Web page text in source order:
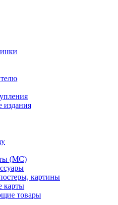
издания
(MC)
картины
карты
товары